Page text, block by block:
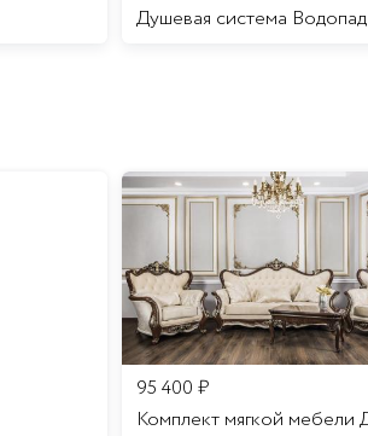
Душевая система Водопад
95 400 ₽